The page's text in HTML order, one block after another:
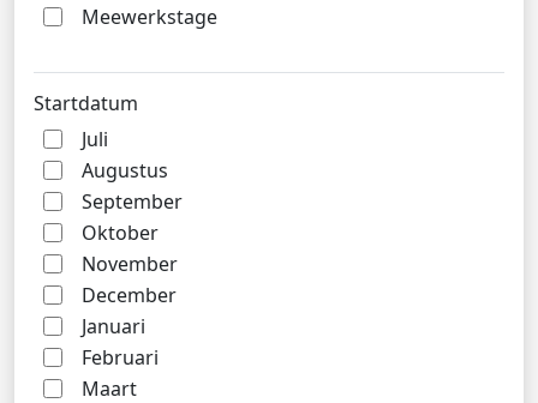
Meewerkstage
Startdatum
Juli
Augustus
September
Oktober
November
December
Januari
Februari
Maart